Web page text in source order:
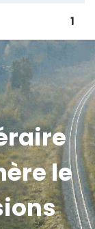
1
le